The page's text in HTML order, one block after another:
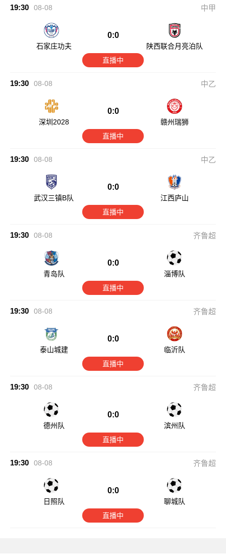
19:30 08-08 中甲
石家庄功夫
0:0
陕西联合月亮泊队
直播中
19:30 08-08 中乙
深圳2028
0:0
赣州瑞狮
直播中
19:30 08-08 中乙
武汉三镇B队
0:0
江西庐山
直播中
19:30 08-08 齐鲁超
青岛队
0:0
淄博队
直播中
19:30 08-08 齐鲁超
泰山城建
0:0
临沂队
直播中
19:30 08-08 齐鲁超
德州队
0:0
滨州队
直播中
19:30 08-08 齐鲁超
日照队
0:0
聊城队
直播中